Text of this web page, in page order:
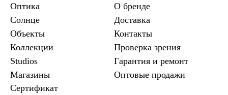
Оптика
Солнце
Объекты
Коллекции
Studios
Магазины
Сертификат
О бренде
Доставка
Контакты
Проверка зрения
Гарантия и ремонт
Оптовые продажи